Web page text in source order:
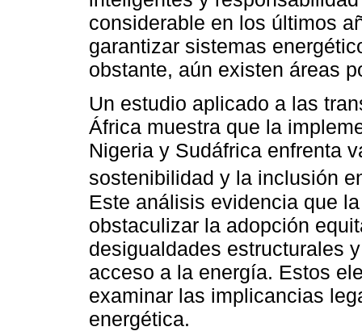
considerable en los últimos
garantizar sistemas
obstante, aún existen áreas
Un estudio aplicado a las
África muestra que la
Nigeria y Sudáfrica enfrenta
sostenibilidad y la inclusión
Este análisis evidencia que
obstaculizar la adopción
desigualdades estructurales
acceso a la energía. Estos
examinar las implicancias
energética.